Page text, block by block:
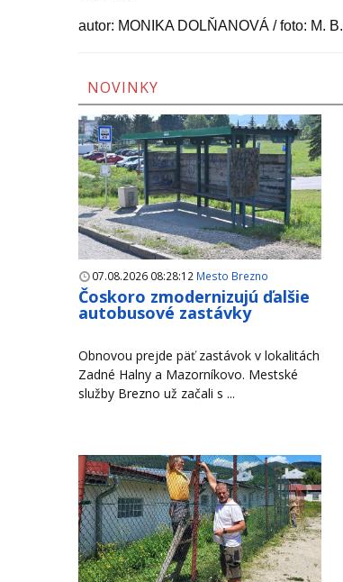
autor: MONIKA DOLŇANOVÁ / foto: M. B.
NOVINKY
07.08.2026 08:28:12 Mesto Brezno
Čoskoro zmodernizujú ďalšie
autobusové zastávky
Obnovou prejde päť zastávok v lokalitách
Zadné Halny a Mazorníkovo. Mestské
služby Brezno už začali s ...